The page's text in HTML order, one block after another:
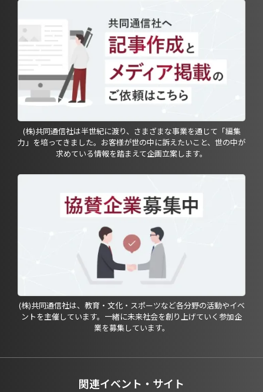
(株)共同通信社は半世紀に渡り、さまざまな事業を通じて「編集
力」を培ってきました。お客様が世の中に訴えたいこと、世の中が
求めている情報を踏まえて企画立案します。
(株)共同通信社は、教育・文化・スポーツなど各分野の活動やイベ
ントを主催しています。一緒に未来社会を創り上げていく参加企
業を募集しています。
関連イベント・サイト